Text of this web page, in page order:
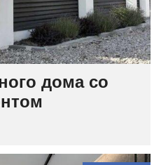
дома со